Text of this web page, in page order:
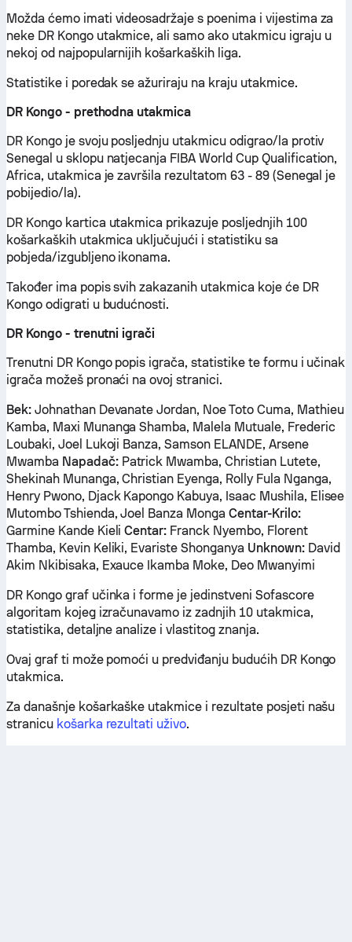
Možda ćemo imati videosadržaje s poenima i vijestima za
neke DR Kongo utakmice, ali samo ako utakmicu igraju u
nekoj od najpopularnijih košarkaških liga.
Statistike i poredak se ažuriraju na kraju utakmice.
DR Kongo - prethodna utakmica
DR Kongo je svoju posljednju utakmicu odigrao/la protiv
Senegal u sklopu natjecanja FIBA World Cup Qualification,
Africa, utakmica je završila rezultatom 63 - 89 (Senegal je
pobijedio/la).
DR Kongo kartica utakmica prikazuje posljednjih 100
košarkaških utakmica uključujući i statistiku sa
pobjeda/izgubljeno ikonama.
Također ima popis svih zakazanih utakmica koje će DR
Kongo odigrati u budućnosti.
DR Kongo - trenutni igrači
Trenutni DR Kongo popis igrača, statistike te formu i učinak
igrača možeš pronaći na ovoj stranici.
Bek:Johnathan Devanate Jordan, Noe Toto Cuma, Mathieu
Kamba, Maxi Munanga Shamba, Malela Mutuale, Frederic
Loubaki, Joel Lukoji Banza, Samson ELANDE, Arsene
Mwamba Napadač:Patrick Mwamba, Christian Lutete,
Shekinah Munanga, Christian Eyenga, Rolly Fula Nganga,
Henry Pwono, Djack Kapongo Kabuya, Isaac Mushila, Elisee
Mutombo Tshienda, Joel Banza MongaCentar-Krilo:
Garmine Kande KieliCentar: Franck Nyembo, Florent
Thamba, Kevin Keliki, Evariste Shonganya Unknown:David
Akim Nkibisaka, Exauce Ikamba Moke, Deo Mwanyimi
DR Kongo graf učinka i forme je jedinstveni Sofascore
algoritam kojeg izračunavamo iz zadnjih 10 utakmica,
statistika, detaljne analize i vlastitog znanja.
Ovaj graf ti može pomoći u predviđanju budućih DR Kongo
utakmica.
Za današnje košarkaške utakmice i rezultate posjeti našu
stranicu košarka rezultati uživo.